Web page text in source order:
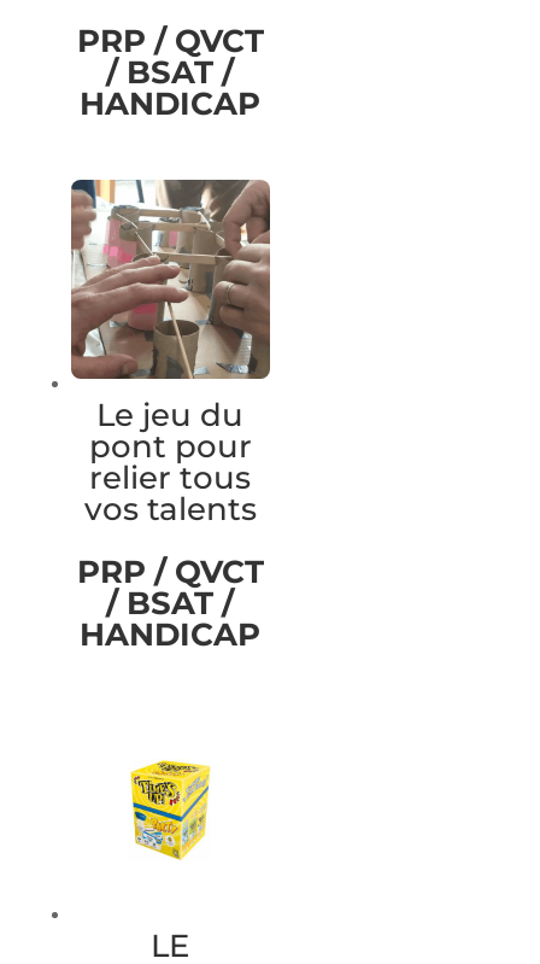
PRP / QVCT
/ BSAT /
HANDICAP
Le jeu du
pont pour
relier tous
vos talents
PRP / QVCT
/ BSAT /
HANDICAP
LE